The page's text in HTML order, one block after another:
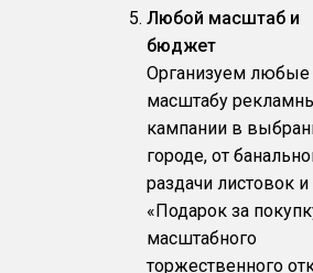
Любой масштаб и
бюджет
Организуем любые
масштабу
кампании в
городе, от
раздачи листовок
«Подарок за
масштабного
торжественного